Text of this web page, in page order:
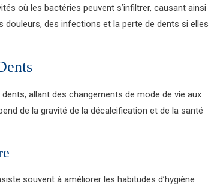
où les bactéries peuvent s’infiltrer, causant ainsi
des infections et la perte de dents si elles
allant des changements de mode de vie aux
de la gravité de la décalcification et de la santé
souvent à améliorer les habitudes d’hygiène